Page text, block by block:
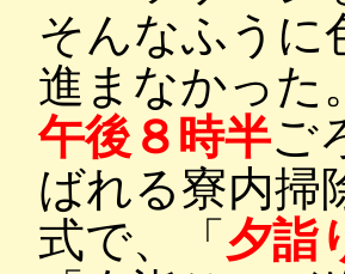
そんなふうに
進まなかった。
午後８時半ご
ばれる寮内掃
式で、「 夕詣